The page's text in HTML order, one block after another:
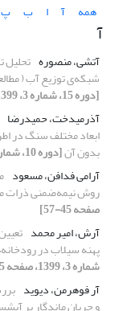
همه
آ ا ب پ
آ
آتشی، منصوره
شبکه‌ی توزیع آب (
[دوره 15، شماره 3، 1399، صفحه 93-105]
آذرمیدخت، حمیدرضا
ابعاد مختلف سنگ در
بدون آن[دوره 10، شماره 4، 1394، صفحه 51-64]
آرامی فدافن، مسعود
روش نیمه‌ضمنی ذرات
صفحه 45-57]
آرش، امیر محمد
پهنه سیلاب در
شماره 3، 1399، صفحه 15-31]
آر فوهرمن، دیوید
و جریان ماندگار بر